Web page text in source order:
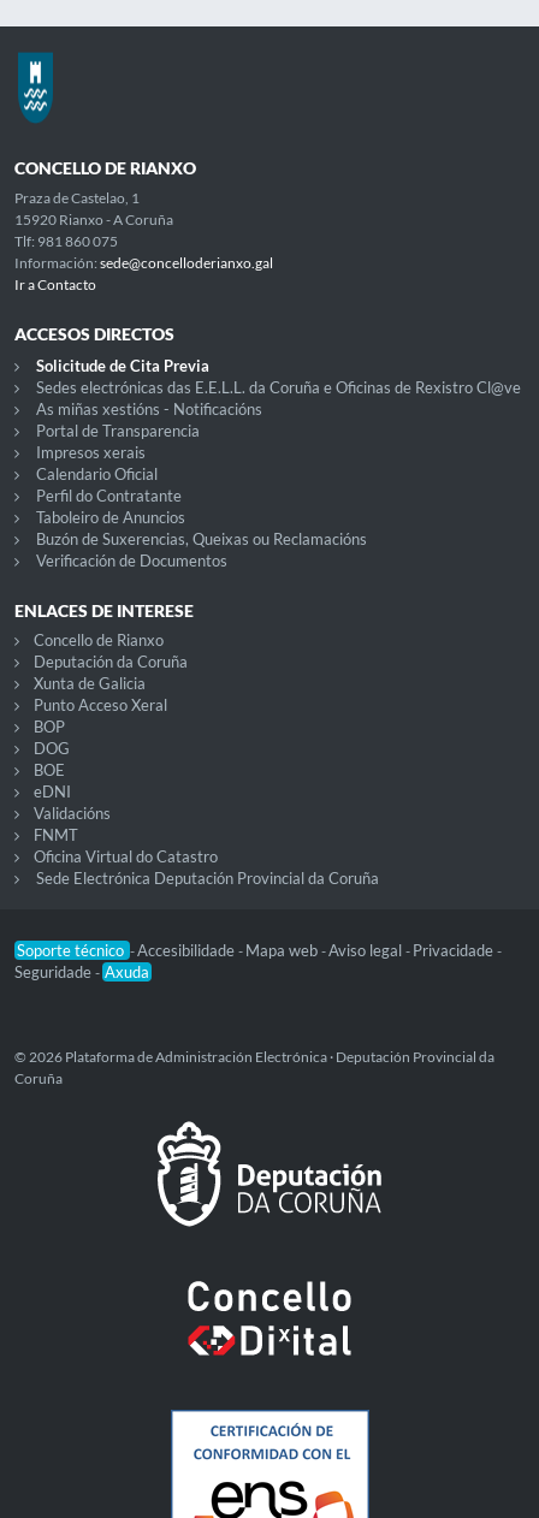
CONCELLO DE RIANXO
Praza de Castelao, 1
15920 Rianxo - A Coruña
Tlf: 981 860 075
Información: sede@concelloderianxo.gal
Ir a Contacto
ACCESOS DIRECTOS
Solicitude de Cita Previa
Sedes electrónicas das E.E.L.L. da Coruña e Oficinas de Rexistro Cl@ve
As miñas xestións - Notificacións
Portal de Transparencia
Impresos xerais
Calendario Oficial
Perfil do Contratante
Taboleiro de Anuncios
Buzón de Suxerencias, Queixas ou Reclamacións
Verificación de Documentos
ENLACES DE INTERESE
Concello de Rianxo
Deputación da Coruña
Xunta de Galicia
Punto Acceso Xeral
BOP
DOG
BOE
eDNI
Validacións
FNMT
Oficina Virtual do Catastro
Sede Electrónica Deputación Provincial da Coruña
Soporte técnico -Accesibilidade - Mapa web -Aviso legal - Privacidade -
Seguridade - Axuda
© 2026 Plataforma de Administración Electrónica · Deputación Provincial da
Coruña